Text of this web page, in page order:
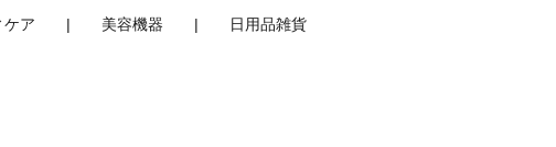
ケア 美容機器 日用品雑貨